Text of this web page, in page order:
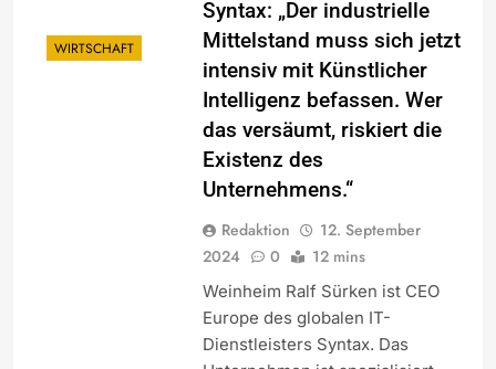
WIRTSCHAFT
Syntax: „Der industrielle
Mittelstand muss sich jetzt
intensiv mit Künstlicher
Intelligenz befassen. Wer
das versäumt, riskiert die
Existenz des
Unternehmens.“
Redaktion
12. September
2024
0 12 mins
Weinheim Ralf Sürken ist CEO
Europe des globalen IT-
Dienstleisters Syntax. Das